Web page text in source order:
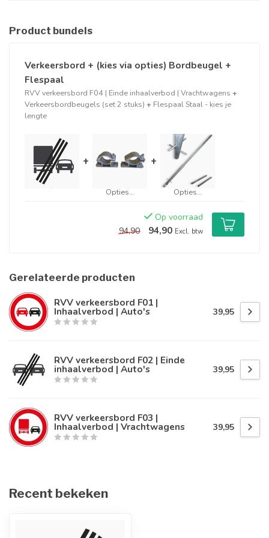
Product bundels
Verkeersbord + (kies via opties) Bordbeugel +
Flespaal
RVV verkeersbord F04 | Einde inhaalverbod | Vrachtwagens +
Verkeersbordbeugels (set 2 stuks) + Flespaal Staal - kies je
lengte
+
Opties...
+
Opties...
Op voorraad
94,90
94,90 Excl. btw
Gerelateerde producten
RVV verkeersbord F01 |
Inhaalverbod | Auto's 39,95
RVV verkeersbord F02 | Einde
inhaalverbod | Auto's 39,95
RVV verkeersbord F03 |
Inhaalverbod | Vrachtwagens 39,95
Recent bekeken